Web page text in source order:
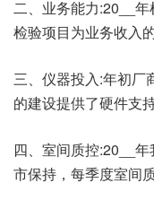
二、业务能力:20__
检验项目为业务收入
三、仪器投入:年初厂
的建设提供了硬件支
四、室间质控:20__年
市保持，每季度室间